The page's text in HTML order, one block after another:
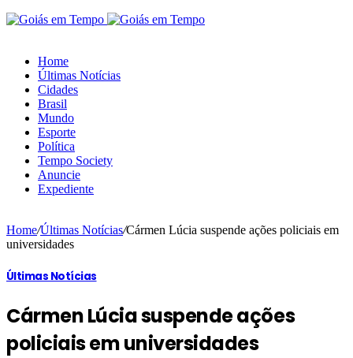
Home
Últimas Notícias
Cidades
Brasil
Mundo
Esporte
Política
Tempo Society
Anuncie
Expediente
Home/Últimas Notícias/Cármen Lúcia suspende ações policiais em
universidades
Últimas Notícias
Cármen Lúcia suspende ações
policiais em universidades